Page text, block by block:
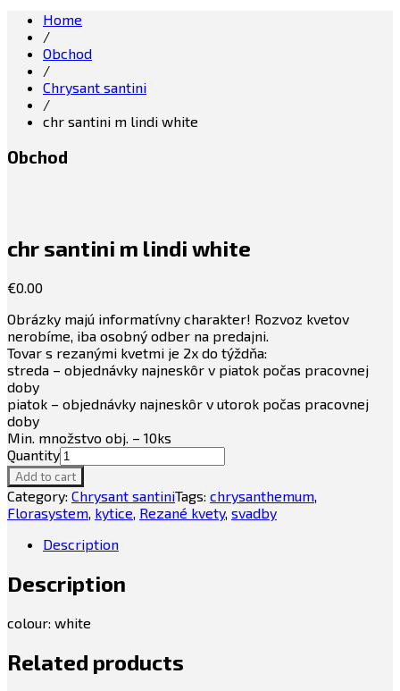
Home
/
Obchod
/
Chrysant santini
/
chr santini m lindi white
Obchod
chr santini m lindi white
€0.00
Obrázky majú informatívny charakter! Rozvoz kvetov
nerobíme, iba osobný odber na predajni.
Tovar s rezanými kvetmi je 2x do týždňa:
streda – objednávky najneskôr v piatok počas pracovnej
doby
piatok – objednávky najneskôr v utorok počas pracovnej
doby
Min. množstvo obj. – 10ks
Quantity
Add to cart
Category: Chrysant santiniTags: chrysanthemum,
Florasystem, kytice, Rezané kvety, svadby
Description
Description
colour: white
Related products